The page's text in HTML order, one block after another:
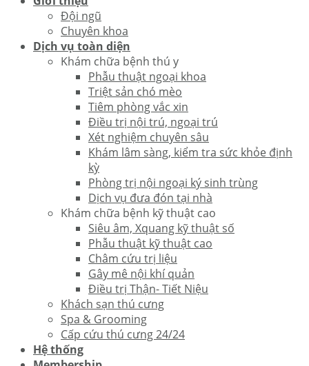
Đội ngũ
Chuyên khoa
Dịch vụ toàn diện
Khám chữa bệnh thú y
Phẫu thuật ngoại khoa
Triệt sản chó mèo
Tiêm phòng vắc xin
Điều trị nội trú, ngoại trú
Xét nghiệm chuyên sâu
Khám lâm sàng, kiểm tra sức khỏe định
kỳ
Phòng trị nội ngoại ký sinh trùng
Dịch vụ đưa đón tại nhà
Khám chữa bệnh kỹ thuật cao
Siêu âm, Xquang kỹ thuật số
Phẫu thuật kỹ thuật cao
Châm cứu trị liệu
Gây mê nội khí quản
Điều trị Thận- Tiết Niệu
Khách sạn thú cưng
Spa & Grooming
Cấp cứu thú cưng 24/24
Hệ thống